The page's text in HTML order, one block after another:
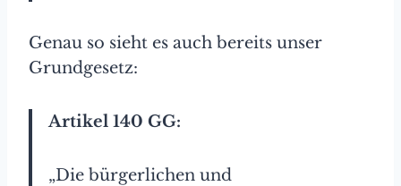
Genau so sieht es auch bereits unser
Grundgesetz:
Artikel 140 GG:
„Die bürgerlichen und